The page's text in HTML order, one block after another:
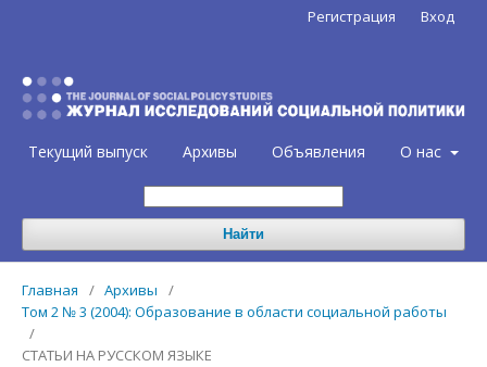
Текущий выпуск Архивы Объявления О нас
Найти
Регистрация Вход
Главная / Архивы
/
Том 2 № 3 (2004): Образование в области социальной работы
/
СТАТЬИ НА РУССКОМ ЯЗЫКЕ